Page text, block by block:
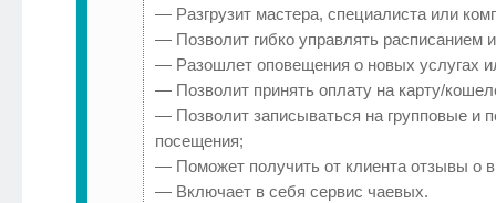
— Разгрузит мастера, специалиста или
— Позволит гибко управлять расписанием и
— Разошлет оповещения о новых услугах
— Позволит принять оплату на карту/
— Позволит записываться на групповые и
посещения;
— Поможет получить от клиента отзывы о
— Включает в себя сервис чаевых.